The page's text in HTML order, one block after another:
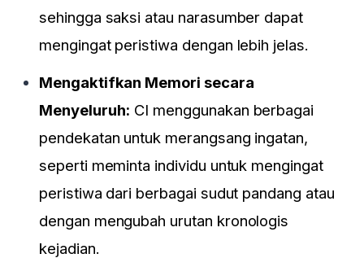
sehingga saksi atau narasumber dapat
mengingat peristiwa dengan lebih jelas.
Mengaktifkan Memori secara
Menyeluruh: CI menggunakan berbagai
pendekatan untuk merangsang ingatan,
seperti meminta individu untuk mengingat
peristiwa dari berbagai sudut pandang atau
dengan mengubah urutan kronologis
kejadian.